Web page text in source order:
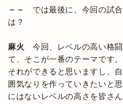
－－ では最後に、今回の試
は？
麻火 今回、レベルの高い格
て、そこが一番のテーマです
それができると思いますし、
囲気なりを作っていきたいと
にはないレベルの高さを皆さ